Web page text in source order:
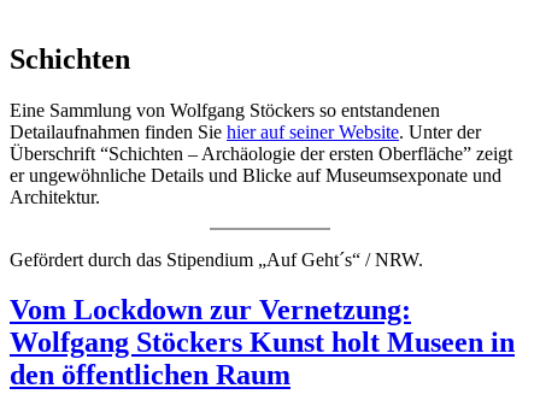
Schichten
Eine Sammlung von Wolfgang Stöckers so entstandenen
Detailaufnahmen finden Sie hier auf seiner Website. Unter der
Überschrift “Schichten – Archäologie der ersten Oberfläche” zeigt
er ungewöhnliche Details und Blicke auf Museumsexponate und
Architektur.
Gefördert durch das Stipendium „Auf Geht´s“ / NRW.
Vom Lockdown zur Vernetzung:
Wolfgang Stöckers Kunst holt Museen in
den öffentlichen Raum